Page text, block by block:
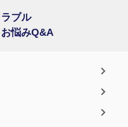
ブル
悩みQ&A